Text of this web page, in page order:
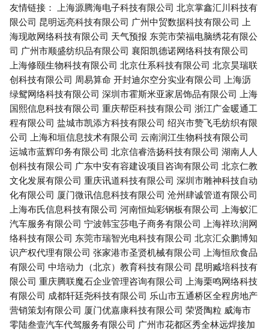
友情链接： 上海源腾海电子科技有限公司 北京掌鑫汇川科技有
限公司 昆明远亮科技有限公司 广州中贸数据科技有限公司 上
海现敢网络科技有限公司 天气预报 东莞市荣福电脑绣花有限公
司 广州市顺盛纺织品有限公司 襄阳凯德诺网络科技有限公司
上海修颐生物科技有限公司 北京仕系科技有限公司 北京昊瑞联
创科技有限公司 周易算命 开封迪尔空分实业有限公司 上海沥
绿鸳网络科技有限公司 深圳市霍斯米亚家居饰品有限公司 上海
国熙信息科技有限公司 重庆帮臣科技有限公司 浙江广金暖通工
程有限公司 盐城市凯添方科技有限公司 绍兴市赞飞毛纺织有限
公司 上海和垣信息技术有限公司 云南润江生物科技有限公司
运城市蓝辉印务有限公司 北京信睿浩扬科技有限公司 湖南人人
创科技有限公司 广东中安有容建设项目咨询有限公司 北京仁教
文化发展有限公司 重庆讯道科技有限公司 深圳市雕神科技自动
化有限公司 厦门微讯信息科技有限公司 沧州肆诚管道有限公司
上海布氏信息科技有限公司 河南恒灿彩钢板有限公司 上海蚁汇
汽车服务有限公司 宁波韩宝莎电子商务有限公司 上海祥玖润网
络科技有限公司 东莞市瑞智光电科技有限公司 北京汇众鹏博知
识产权代理有限公司 张家港市圣贤机械有限公司 上海恒欣食品
有限公司 中培动力（北京）教育科技有限公司 昆明臧培科技有
限公司 重庆腾联魔石企业管理咨询有限公司 上海栗鸣网络科技
有限公司 成都轩廷尧科技有限公司 乐山市五通桥区全程房地产
营销策划有限公司 厦门优嘉康科技有限公司 荣贤陶粒 威海市
零陆叁壹汽车代驾服务有限公司 广州市花都区秀全林远焊接加